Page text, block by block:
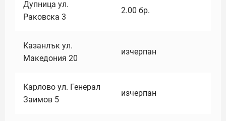
Дупница ул.
Раковска 3
2.00 бр.
Казанлък ул.
Македония 20
изчерпан
Карлово ул. Генерал
Заимов 5
изчерпан